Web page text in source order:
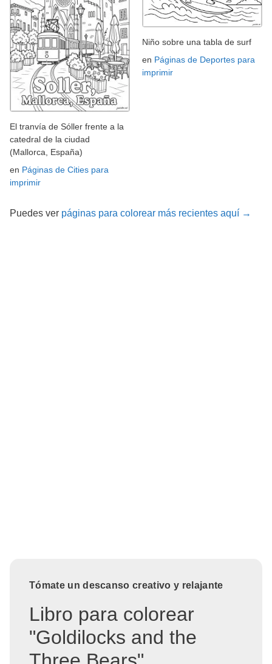
El tranvía de Sóller frente a la
catedral de la ciudad
(Mallorca, España)
en Páginas de Cities para
imprimir
Niño sobre una tabla de surf
en Páginas de Deportes para
imprimir
Puedes ver páginas para colorear más recientes aquí →
Tómate un descanso creativo y relajante
Libro para colorear
"Goldilocks and the